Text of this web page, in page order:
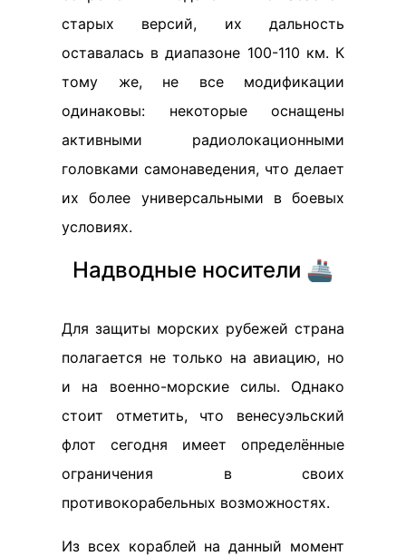
старых версий, их дальность
оставалась в диапазоне 100-110 км. К
тому же, не все модификации
одинаковы: некоторые оснащены
активными радиолокационными
головками самонаведения, что делает
их более универсальными в боевых
условиях.
Надводные носители 🚢
Для защиты морских рубежей страна
полагается не только на авиацию, но
и на военно-морские силы. Однако
стоит отметить, что венесуэльский
флот сегодня имеет определённые
ограничения в своих
противокорабельных возможностях.
Из всех кораблей на данный момент